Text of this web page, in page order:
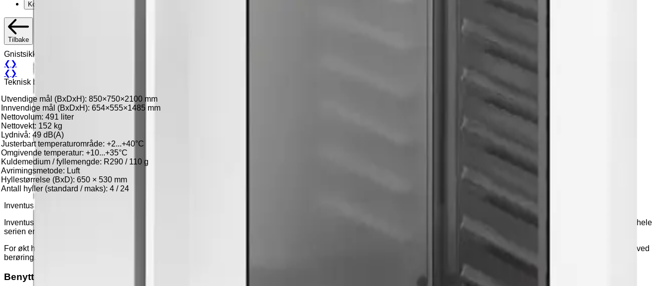
Kontakt
Tilbake
Gnistsikkert laboratoriekjøleskap Inventus RC8
❮ ❯
❮ ❯
Teknisk beskrivelse
Utvendige mål (BxDxH): 850×750×2100 mm
Innvendige mål (BxDxH): 654×555×1485 mm
Nettovolum: 491 liter
Nettovekt: 152 kg
Lydnivå: 49 dB(A)
Justerbart temperaturområde: +2...+40°C
Omgivende temperatur: +10...+35°C
Kuldemedium / fyllemengde: R290 / 110 g
Avrimingsmetode: Luft
Hyllestørrelse (BxD): 650 × 530 mm
Antall hyller (standard / maks): 4 / 24
Inventus RC/RF-serien – presisjon og hygiene for laboratorier
Inventus RC/RF-serien er utviklet spesielt for laboratorier og biovitenskap, med fokus på temperaturstabilitet for sensitivt innhold. RCF-modellen er optimal for komponenttesting, og hele
serien er kjent for energieffektivitet og driftssikkerhet. Skapene er låsbare, enkle å rengjøre og leveres med fire justerbare glasshyller med 56 mm intervaller.
For økt hygiene er dørhåndtak og betjeningsknapper fabrikkbehandlet med Nanoksi Fotonit – et lysaktivert, antimikrobielt fotokatalytisk belegg som nøytraliserer virus og patogener ved
berøring. Belegget reaktiveres av lys og har en virketid på opptil to år, avhengig av bruk. Interiøret kan også behandles mot pristillegg, for et helhetlig hygienisk miljø.
Benytt handlekurven